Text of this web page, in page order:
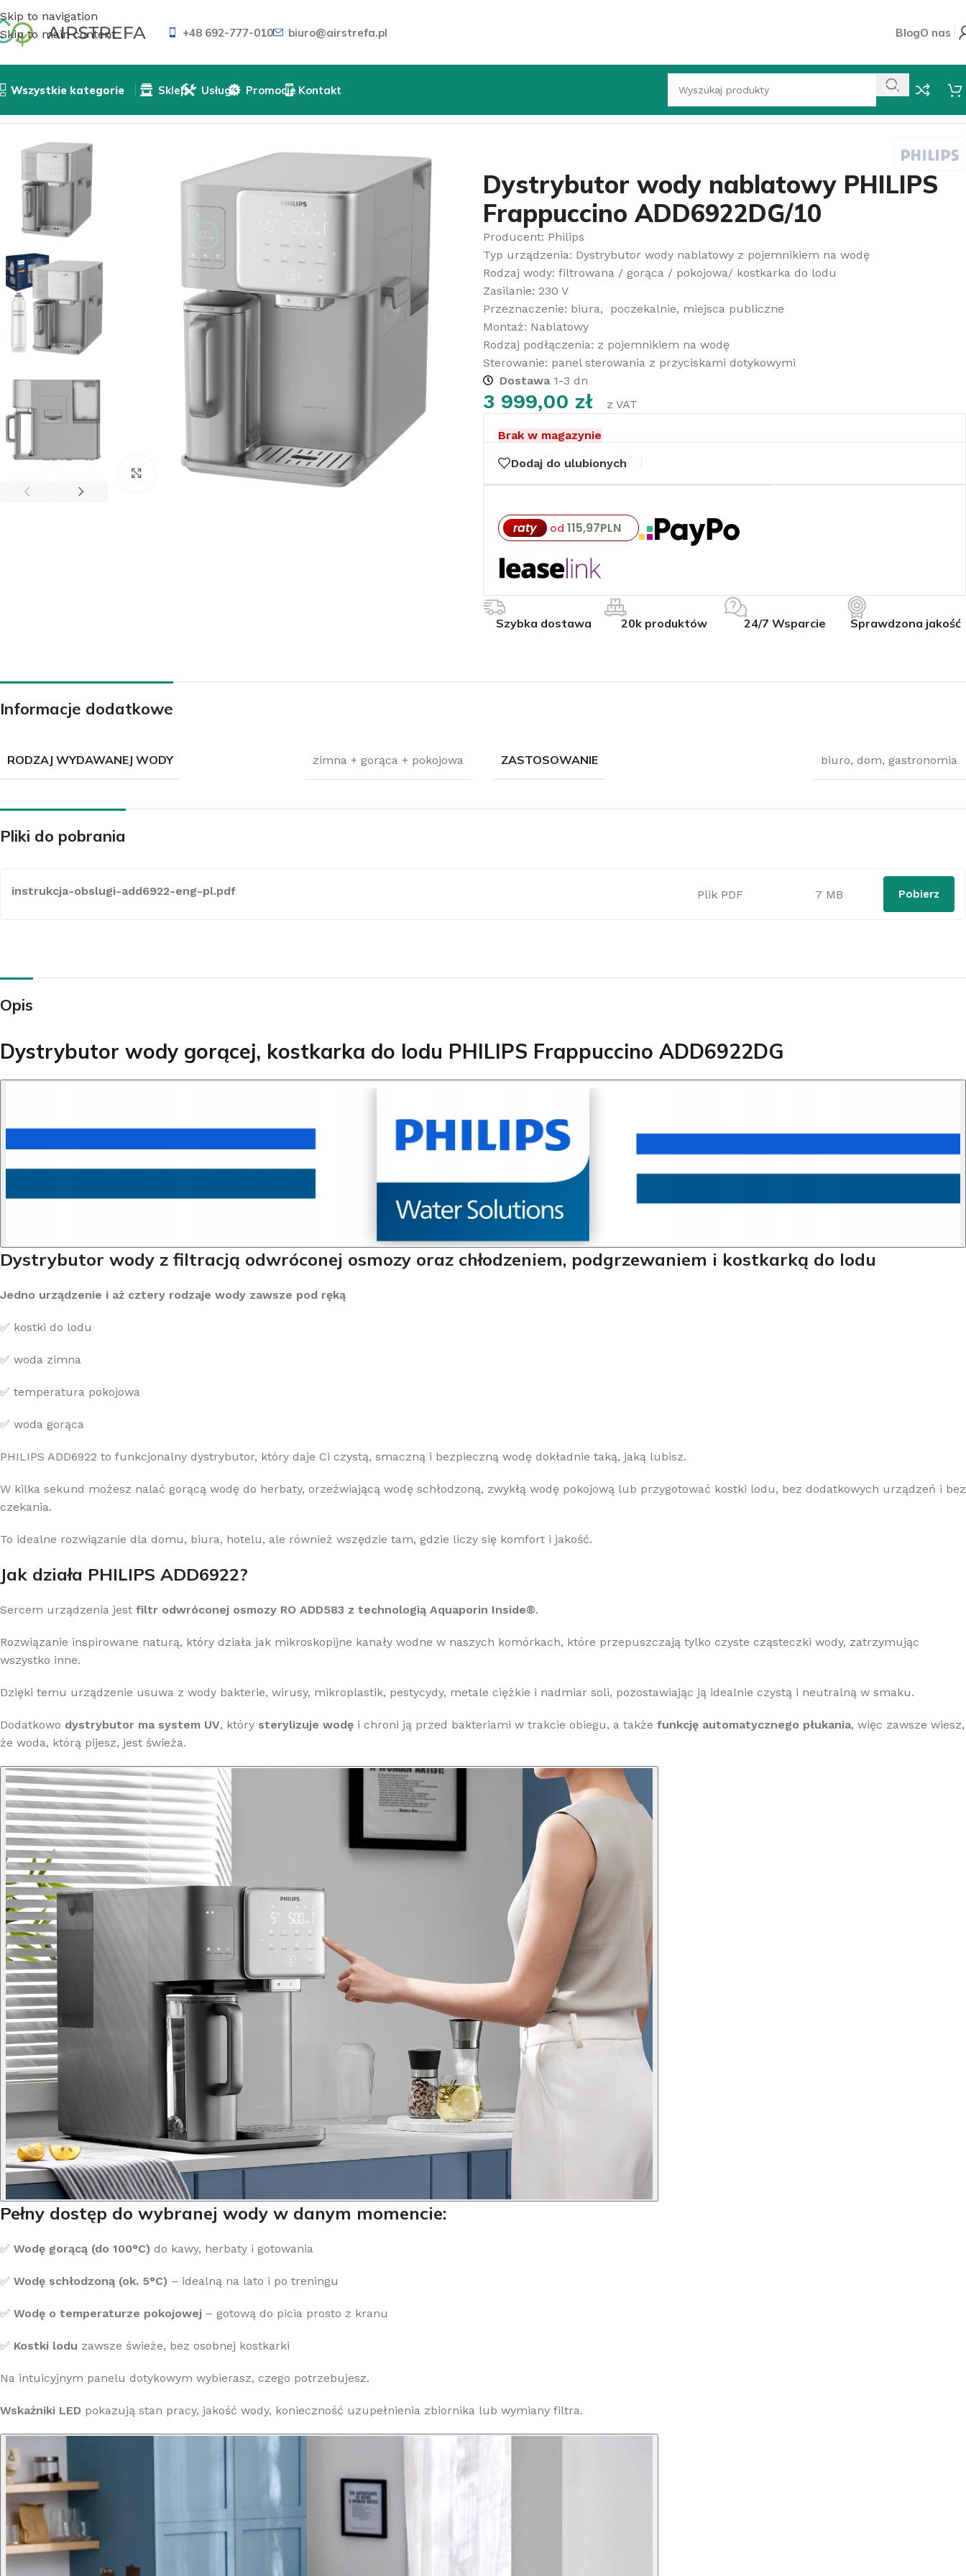
Skip to navigation
Skip to main content
+48 692-777-010 biuro@airstrefa.pl BlogO nas
Wszystkie kategorie
KLIMATYZATORY
Klimatyzatory kasetowe
Systemy Multi
Zobacz pełną ofertę klimatyzacji
Sklep Usługi Promocje Kontakt
Dystrybutor wody nablatowy PHILIPS Frappuccino ADD6922DG/10
Kliknij aby powiększyć
Dystrybutor wody nablatowy PHILIPS
Frappuccino ADD6922DG/10
Producent: Philips
Typ urządzenia: Dystrybutor wody nablatowy z pojemnikiem na wodę
Rodzaj wody: filtrowana / gorąca / pokojowa/ kostkarka do lodu
Zasilanie: 230 V
Przeznaczenie: biura, poczekalnie, miejsca publiczne
Montaż: Nablatowy
Rodzaj podłączenia: z pojemnikiem na wodę
Sterowanie: panel sterowania z przyciskami dotykowymi
Dostawa1-3 dn
3 999,00 zł z VAT
Brak w magazynie
Dodaj do ulubionych
raty od 115,97PLN
Szybka dostawa 20k produktów 24/7 Wsparcie Sprawdzona jakość
Informacje dodatkowe
RODZAJ WYDAWANEJ WODY zimna + gorąca + pokojowa ZASTOSOWANIE biuro, dom, gastronomia
Pliki do pobrania
instrukcja-obslugi-add6922-eng-pl.pdf Plik PDF 7 MB Pobierz
Opis
Dystrybutor wody gorącej, kostkarka do lodu PHILIPS Frappuccino ADD6922DG
Dystrybutor wody z filtracją odwróconej osmozy oraz chłodzeniem, podgrzewaniem i kostkarką do lodu
Jedno urządzenie i aż cztery rodzaje wody zawsze pod ręką
✅ kostki do lodu
✅ woda zimna
✅ temperatura pokojowa
✅ woda gorąca
PHILIPS ADD6922 to funkcjonalny dystrybutor, który daje Ci czystą, smaczną i bezpieczną wodę dokładnie taką, jaką lubisz.
W kilka sekund możesz nalać gorącą wodę do herbaty, orzeźwiającą wodę schłodzoną, zwykłą wodę pokojową lub przygotować kostki lodu, bez dodatkowych urządzeń i bez
czekania.
To idealne rozwiązanie dla domu, biura, hotelu, ale również wszędzie tam, gdzie liczy się komfort i jakość.
Jak działa PHILIPS ADD6922?
Sercem urządzenia jest filtr odwróconej osmozy RO ADD583 z technologią Aquaporin Inside®.
Rozwiązanie inspirowane naturą, który działa jak mikroskopijne kanały wodne w naszych komórkach, które przepuszczają tylko czyste cząsteczki wody, zatrzymując
wszystko inne.
Dzięki temu urządzenie usuwa z wody bakterie, wirusy, mikroplastik, pestycydy, metale ciężkie i nadmiar soli, pozostawiając ją idealnie czystą i neutralną w smaku.
Dodatkowo dystrybutor ma system UV, który sterylizuje wodę i chroni ją przed bakteriami w trakcie obiegu, a także funkcję automatycznego płukania, więc zawsze wiesz,
że woda, którą pijesz, jest świeża.
Pełny dostęp do wybranej wody w danym momencie:
✅ Wodę gorącą (do 100°C) do kawy, herbaty i gotowania
✅ Wodę schłodzoną (ok. 5°C) – idealną na lato i po treningu
✅ Wodę o temperaturze pokojowej – gotową do picia prosto z kranu
✅ Kostki lodu zawsze świeże, bez osobnej kostkarki
Na intuicyjnym panelu dotykowym wybierasz, czego potrzebujesz.
Wskaźniki LED pokazują stan pracy, jakość wody, konieczność uzupełnienia zbiornika lub wymiany filtra.